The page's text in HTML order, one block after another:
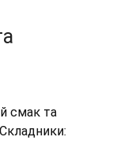
смак та